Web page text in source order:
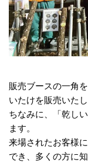
販売ブースの一角
いたけを販売いたし
ちなみに、「乾し
ます。
来場されたお客様
でき、多くの方に